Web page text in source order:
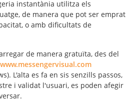
instantània utilitza els
de manera que pot ser emprat
o amb dificultats de
de manera gratuïta, des del
www.messengervisual.com
L'alta es fa en sis senzills passos,
i validat l'usuari, es poden afegir